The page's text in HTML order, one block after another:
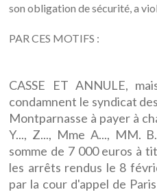
son obligation de sécurité, a
PAR CES MOTIFS :
CASSE ET ANNULE,
condamnent le syndicat
Montparnasse à payer à
Y..., Z..., Mme A..., MM.
somme de 7 000 euros à
les arrêts rendus le 8
par la cour d'appel de